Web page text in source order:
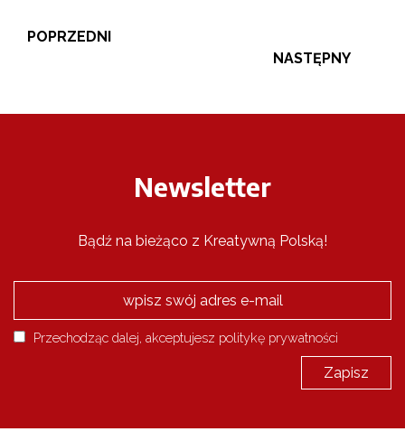
POPRZEDNI
NASTĘPNY
Newsletter
Bądź na bieżąco z Kreatywną Polską!
Przechodząc dalej, akceptujesz politykę prywatności